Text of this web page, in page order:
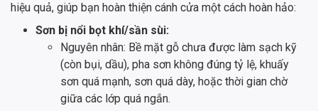
hiệu quả, giúp bạn hoàn thiện cánh cửa một cách hoàn hảo:
Sơn bị nổi bọt khí/sần sùi:
Nguyên nhân: Bề mặt gỗ chưa được làm sạch kỹ
(còn bụi, dầu), pha sơn không đúng tỷ lệ, khuấy
sơn quá mạnh, sơn quá dày, hoặc thời gian chờ
giữa các lớp quá ngắn.